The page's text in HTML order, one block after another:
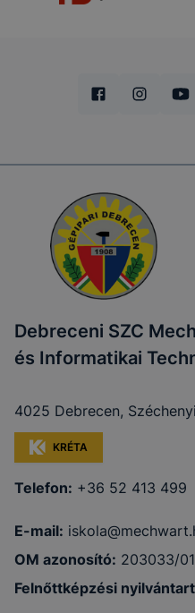
Debreceni SZC
és Informatikai
4025 Debrecen,
KRÉTA
Telefon: +36 52 413 499
E-mail:
OM azonosító: 203033/
Felnőttképzési